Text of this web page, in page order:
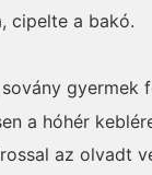
cipelte a bakó.
gyermek
a hóhér
az olvadt